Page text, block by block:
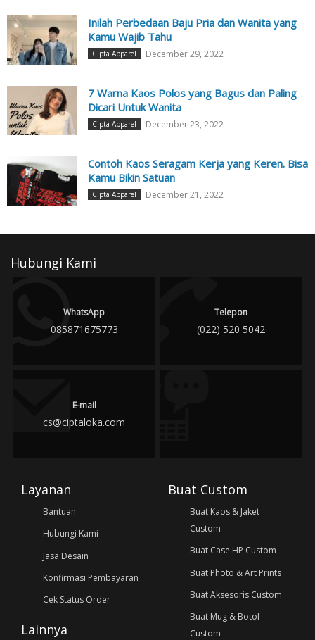
Inilah Perbedaan Baju Pria dan Wanita yang
Kamu Wajib Tahu
Cipta Apparel December 29, 2022
7 Warna Kaos Polos yang Bagus dan Paling
Dicari Untuk Wanita
Cipta Apparel December 23, 2022
Contoh Kaos Seragam Kerja yang Keren. Bisa
Kamu Bikin Satuan
Cipta Apparel December 21, 2022
Hubungi Kami
WhatsApp
085871675773
Telepon
(022) 520 5042
E-mail
cs@ciptaloka.com
Layanan
Bantuan
Hubungi Kami
Jasa Desain
Konfirmasi Pembayaran
Cek Status Order
Lainnya
Buat Custom
Buat Kaos & Jaket
Custom
Buat Case HP Custom
Buat Photo & Art Prints
Buat Aksesoris Custom
Buat Mug & Botol
Custom